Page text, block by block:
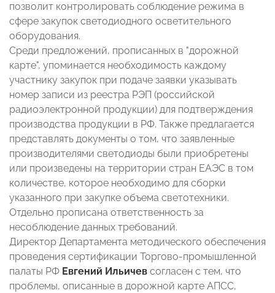
позволит контролировать соблюдение режима в
сфере закупок светодиодного осветительного
оборудования.
Среди предложений, прописанных в "дорожной
карте", упоминается необходимость каждому
участнику закупок при подаче заявки указывать
номер записи из реестра РЭП (российской
радиоэлектронной продукции) для подтверждения
производства продукции в РФ. Также предлагается
представлять документы о том, что заявленные
производителями светодиоды были приобретены
или произведены на территории стран ЕАЭС в том
количестве, которое необходимо для сборки
указанного при закупке объема светотехники.
Отдельно прописана ответственность за
несоблюдение данных требований.
Директор Департамента методического обеспечения
проведения сертификации Торгово-промышленной
палаты РФ Евгений Ильичев согласен с тем, что
проблемы, описанные в дорожной карте АПСС,